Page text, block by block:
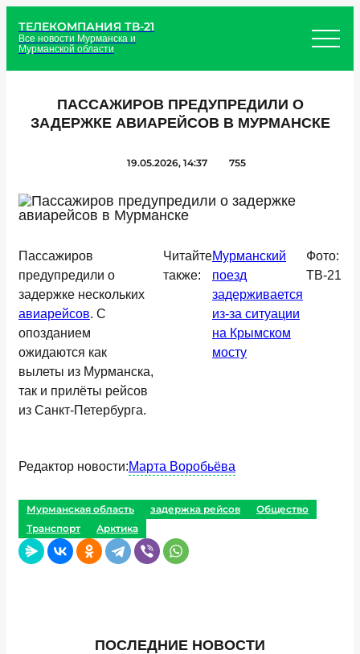
ТЕЛЕКОМПАНИЯ ТВ-21
Все новости Мурманска и
Мурманской области
ПАССАЖИРОВ ПРЕДУПРЕДИЛИ О
ЗАДЕРЖКЕ АВИАРЕЙСОВ В МУРМАНСКЕ
19.05.2026, 14:37 755
Пассажиров
предупредили о
задержке нескольких
авиарейсов. С
опозданием
ожидаются как
вылеты из Мурманска,
так и прилёты рейсов
из Санкт-Петербурга.
Читайте
также:
Мурманский
поезд
задерживается
из-за ситуации
на Крымском
мосту
Фото:
ТВ-21
Редактор новости:Марта Воробьёва
Мурманская область задержка рейсов
Общество
Транспорт
Арктика
ПОСЛЕДНИЕ НОВОСТИ